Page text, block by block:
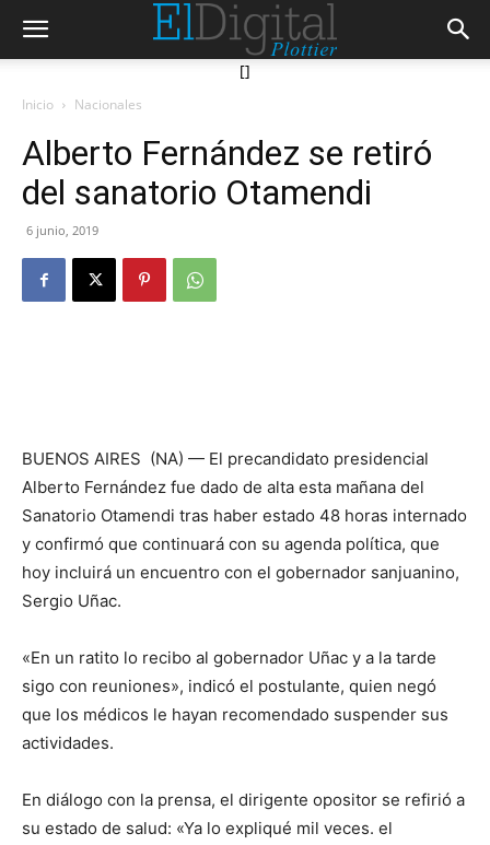
[]
Inicio Nacionales
Alberto Fernández se retiró
del sanatorio Otamendi
6 junio, 2019
BUENOS AIRES (NA) — El precandidato presidencial
Alberto Fernández fue dado de alta esta mañana del
Sanatorio Otamendi tras haber estado 48 horas internado
y confirmó que continuará con su agenda política, que
hoy incluirá un encuentro con el gobernador sanjuanino,
Sergio Uñac.
«En un ratito lo recibo al gobernador Uñac y a la tarde
sigo con reuniones», indicó el postulante, quien negó
que los médicos le hayan recomendado suspender sus
actividades.
En diálogo con la prensa, el dirigente opositor se refirió a
su estado de salud: «Ya lo expliqué mil veces. el